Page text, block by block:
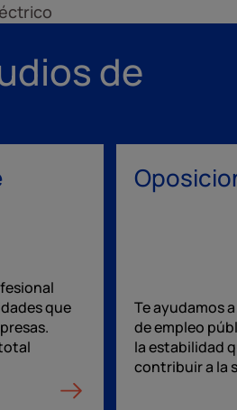
de
que
Te ayudamos
de empleo
la estabilidad
contribuir a la